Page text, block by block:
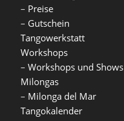
– Preise
– Gutschein
Tangowerkstatt
Workshops
– Workshops und Shows
Milongas
– Milonga del Mar
Tangokalender